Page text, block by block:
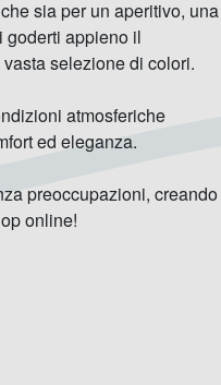
sia per un aperitivo, una
goderti appieno il
selezione di colori.
atmosferiche
ed eleganza.
preoccupazioni, creando
online!